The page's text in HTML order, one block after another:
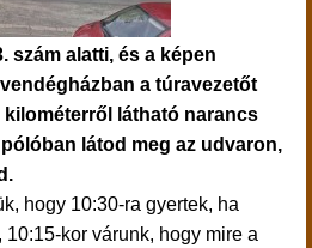
szám alatti, és a képen
a túravezetőt
kilométerről látható narancs
látod meg az udvaron,
hogy 10:30-ra gyertek, ha
kor várunk, hogy mire a